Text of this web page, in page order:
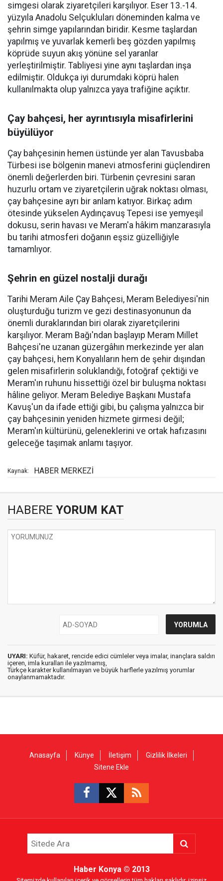
simgesi olarak ziyaretçileri karşılıyor. Eser 13.-14.
yüzyıla Anadolu Selçukluları döneminden kalma ve
şehrin simge yapılarından biridir. Kesme taşlardan
yapılmış ve yuvarlak kemerli beş gözden yapılmış
köprüde suyun akış yönüne sel yaranlar
yerleştirilmiştir. Tabliyesi yine aynı taşlardan inşa
edilmiştir. Oldukça iyi durumdaki köprü halen
kullanılmakta olup yalnızca yaya trafiğine açıktır.
Çay bahçesi, her ayrıntısıyla misafirlerini
büyülüyor
Çay bahçesinin hemen üstünde yer alan Tavusbaba
Türbesi ise bölgenin manevi atmosferini güçlendiren
önemli değerlerden biri. Türbenin çevresini saran
huzurlu ortam ve ziyaretçilerin uğrak noktası olması,
çay bahçesine ayrı bir anlam katıyor. Birkaç adım
ötesinde yükselen Aydınçavuş Tepesi ise yemyeşil
dokusu, serin havası ve Meram'a hâkim manzarasıyla
bu tarihi atmosferi doğanın eşsiz güzelliğiyle
tamamlıyor.
Şehrin en güzel nostalji durağı
Tarihi Meram Aile Çay Bahçesi, Meram Belediyesi'nin
oluşturduğu turizm ve gezi destinasyonunun da
önemli duraklarından biri olarak ziyaretçilerini
karşılıyor. Meram Bağı'ndan başlayıp Meram Millet
Bahçesi'ne uzanan güzergâhın merkezinde yer alan
çay bahçesi, hem Konyalıların hem de şehir dışından
gelen misafirlerin soluklandığı, fotoğraf çektiği ve
Meram'ın ruhunu hissettiği özel bir buluşma noktası
hâline geliyor. Meram Belediye Başkanı Mustafa
Kavuş'un da ifade ettiği gibi, bu çalışma yalnızca bir
çay bahçesinin yeniden hizmete girmesi değil;
Meram'ın kültürünü, geleneklerini ve ortak hafızasını
geleceğe taşımak anlamı taşıyor.
Kaynak: HABER MERKEZİ
HABERE YORUM KAT
UYARI: Küfür, hakaret, rencide edici cümleler veya imalar, inançlara saldırı
içeren, imla kuralları ile yazılmamış,
Türkçe karakter kullanılmayan ve büyük harflerle yazılmış yorumlar
onaylanmamaktadır.
Anasayfa Künye İletişim
Gizlilik İlkeleri
Sitene Ekle
Haber Konya© 2013